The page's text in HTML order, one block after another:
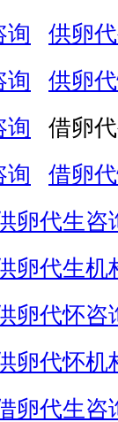
询
供卵
询
供卵
询
借卵
询
借卵
卵代生咨
卵代生机
卵代怀咨
卵代怀机
卵代生咨